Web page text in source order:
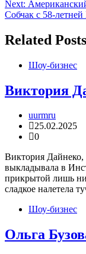
по
Next:
Собчак с 58-
Related Posts
Шоу-бизнес
Виктория
uurmru
25.02.2025
0
Виктория Дайнеко,
выкладывала в
прикрытой лишь
сладкое налетела
Шоу-бизнес
Ольга